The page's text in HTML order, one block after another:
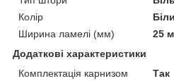
Колір
Ширина ламелі (мм)
25
Додаткові характеристики
Комплектація карнизом
Так